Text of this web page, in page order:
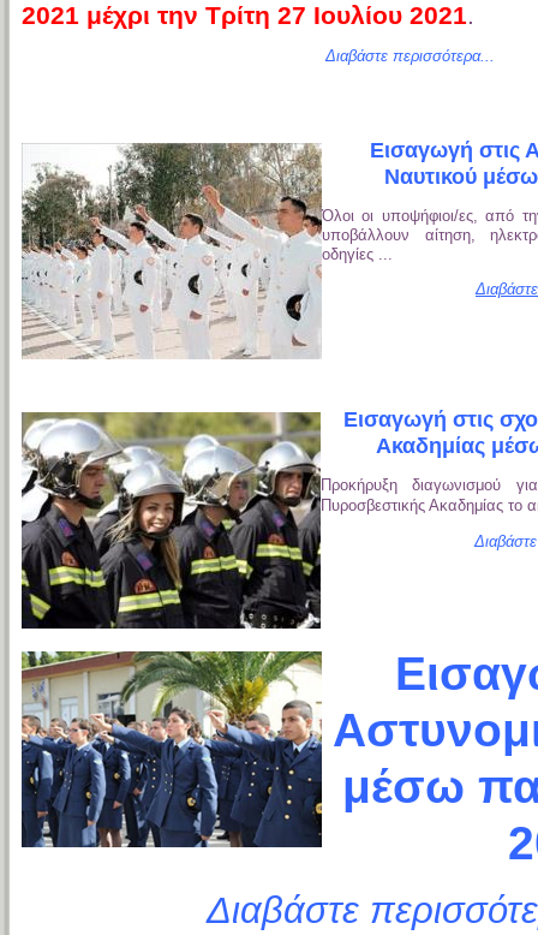
2021 μέχρι την Τρίτη 27 Ιουλίου 2021.
Διαβάστε περισσότερα...
Εισαγωγή στις
Ναυτικού
Όλοι οι υποψήφιοι/ες, από
υποβάλλουν αίτηση,
οδηγίες ...
Εισαγωγή στις
Ακαδημίας
Προκήρυξη διαγωνισμού
Πυροσβεστικής Ακαδημίας το
μέσω
Διαβάστε